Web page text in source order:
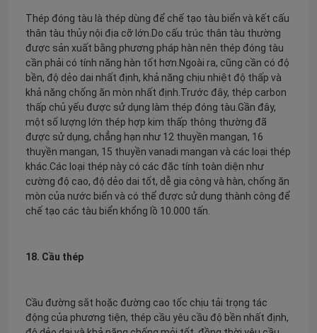
Thép đóng tàu là thép dùng để chế tạo tàu biển và kết cấu
thân tàu thủy nội địa cỡ lớn.Do cấu trúc thân tàu thường
được sản xuất bằng phương pháp hàn nên thép đóng tàu
cần phải có tính năng hàn tốt hơn.Ngoài ra, cũng cần có độ
bền, độ dẻo dai nhất định, khả năng chịu nhiệt độ thấp và
khả năng chống ăn mòn nhất định.Trước đây, thép carbon
thấp chủ yếu được sử dụng làm thép đóng tàu.Gần đây,
một số lượng lớn thép hợp kim thấp thông thường đã
được sử dụng, chẳng hạn như 12 thuyền mangan, 16
thuyền mangan, 15 thuyền vanadi mangan và các loại thép
khác.Các loại thép này có các đặc tính toàn diện như
cường độ cao, độ dẻo dai tốt, dễ gia công và hàn, chống ăn
mòn của nước biển và có thể được sử dụng thành công để
chế tạo các tàu biển khổng lồ 10.000 tấn.
18. Cầu thép
Cầu đường sắt hoặc đường cao tốc chịu tải trọng tác
động của phương tiện, thép cầu yêu cầu độ bền nhất định,